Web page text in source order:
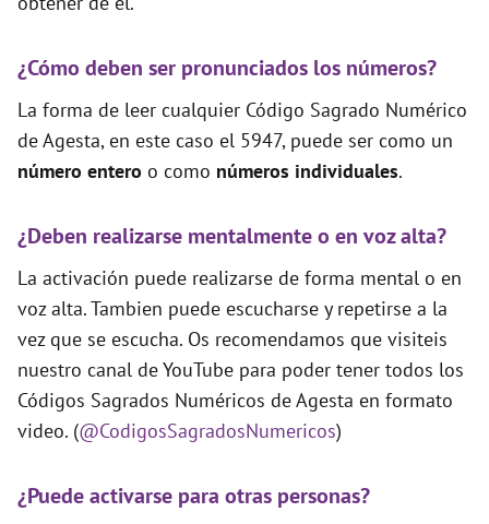
¿Cómo deben ser pronunciados los números?
La forma de leer cualquier Código Sagrado Numérico
de Agesta, en este caso el 5947, puede ser como un
número entero o como números individuales.
¿Deben realizarse mentalmente o en voz alta?
La activación puede realizarse de forma mental o en
voz alta. Tambien puede escucharse y repetirse a la
vez que se escucha. Os recomendamos que visiteis
nuestro canal de YouTube para poder tener todos los
Códigos Sagrados Numéricos de Agesta en formato
video. (@CodigosSagradosNumericos)
¿Puede activarse para otras personas?